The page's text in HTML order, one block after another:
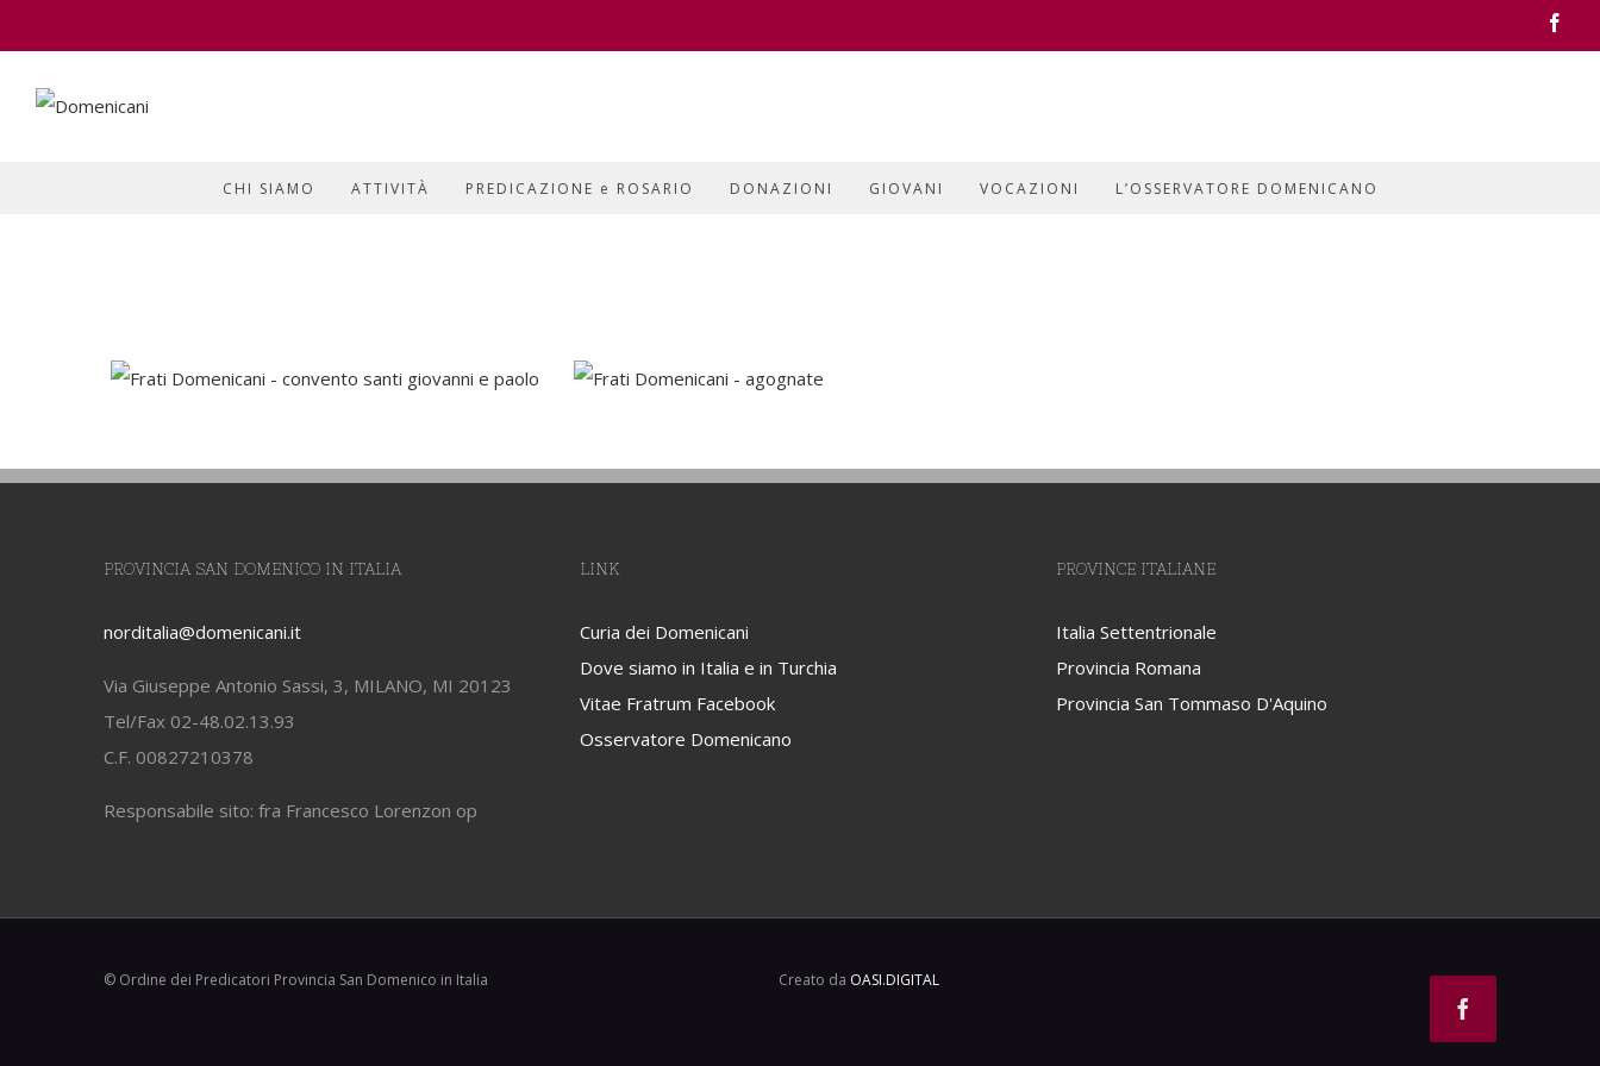
CHI SIAMO ATTIVITÀ PREDICAZIONE e ROSARIO DONAZIONI GIOVANI VOCAZIONI L’OSSERVATORE DOMENICANO
PROVINCIA SAN DOMENICO IN ITALIA
norditalia@domenicani.it
Via Giuseppe Antonio Sassi, 3, MILANO, MI 20123
Tel/Fax 02-48.02.13.93
C.F. 00827210378
Responsabile sito: fra Francesco Lorenzon op
LINK
Curia dei Domenicani
Dove siamo in Italia e in Turchia
Vitae Fratrum Facebook
Osservatore Domenicano
PROVINCE ITALIANE
Italia Settentrionale
Provincia Romana
Provincia San Tommaso D'Aquino
© Ordine dei Predicatori Provincia San Domenico in Italia Creato da OASI.DIGITAL